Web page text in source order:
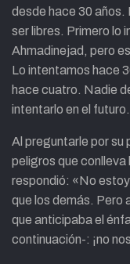
desde hace 30 años.
ser libres. Primero lo
Ahmadinejad, pero
Lo intentamos hace
hace cuatro. Nadie
intentarlo en el
Al preguntarle por su
peligros que conlleva
respondió: «No
que los demás. Pero
que anticipaba el
continuación-: ¡no